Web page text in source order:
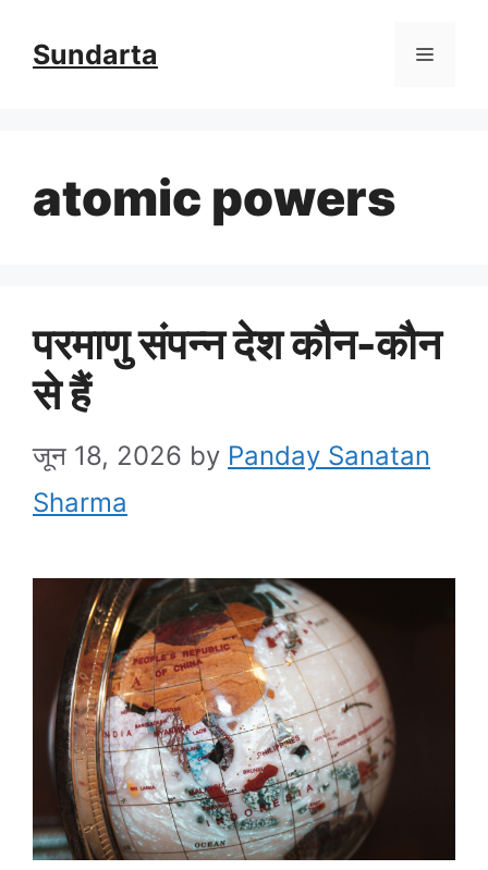
Sundarta Menu
atomic powers
परमाणु संपन्न देश कौन-कौन
से हैं
जून 18, 2026 by Panday Sanatan
Sharma